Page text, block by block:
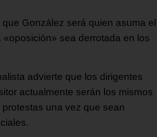
González será quien asuma el
sea derrotada en los
advierte que los dirigentes
actualmente serán los mismos
una vez que sean